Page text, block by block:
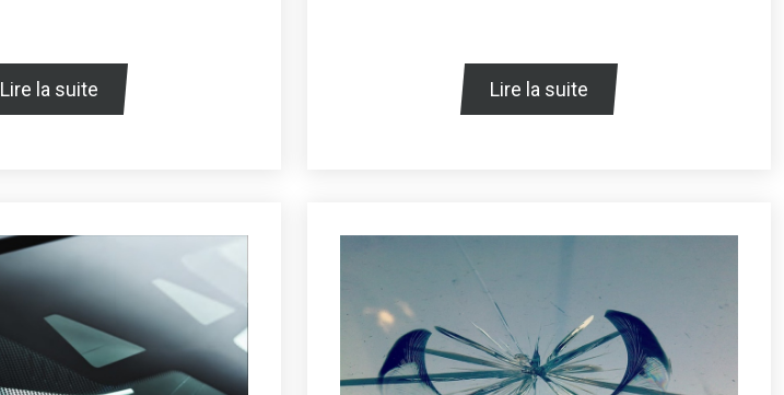
Lire la suite Lire la suite